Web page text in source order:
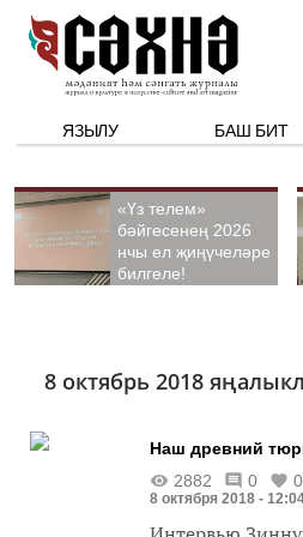
ЯЗЫЛУ БАШ БИТ
«Үз телем»
бәйгесенең 2026
нчы ел җиңүчеләре
билгеле!
8 октябрь 2018
Наш древний
2882
0 0
8 октября 2018 -